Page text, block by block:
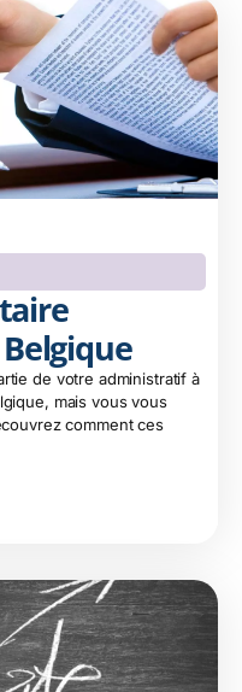
de votre administratif à
mais vous vous
comment ces